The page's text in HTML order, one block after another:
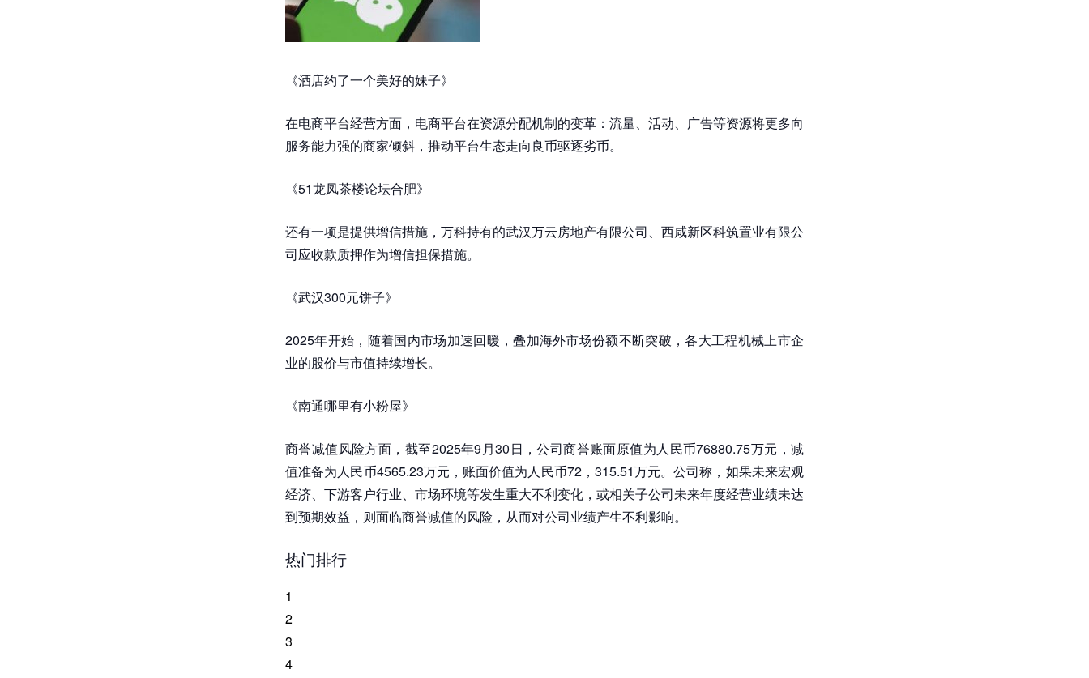
《酒店约了一个美好的妹子》
在电商平台经营方面，电商平台在资源分配机制的变革：流量、活动、广告等资源将更多向
服务能力强的商家倾斜，推动平台生态走向良币驱逐劣币。
《51龙凤茶楼论坛合肥》
还有一项是提供增信措施，万科持有的武汉万云房地产有限公司、西咸新区科筑置业有限公
司应收款质押作为增信担保措施。
《武汉300元饼子》
2025年开始，随着国内市场加速回暖，叠加海外市场份额不断突破，各大工程机械上市企
业的股价与市值持续增长。
《南通哪里有小粉屋》
商誉减值风险方面，截至2025年9月30日，公司商誉账面原值为人民币76880.75万元，减
值准备为人民币4565.23万元，账面价值为人民币72，315.51万元。公司称，如果未来宏观
经济、下游客户行业、市场环境等发生重大不利变化，或相关子公司未来年度经营业绩未达
到预期效益，则面临商誉减值的风险，从而对公司业绩产生不利影响。
热门排行
1
2
3
4